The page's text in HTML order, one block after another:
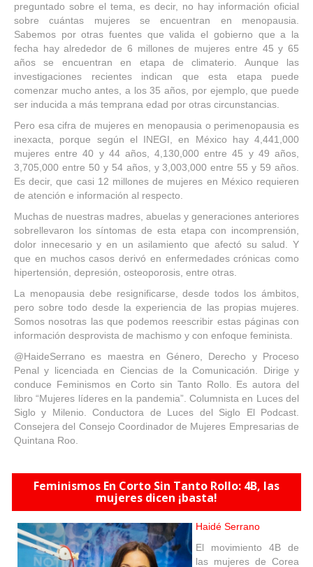
preguntado sobre el tema, es decir, no hay información oficial
sobre cuántas mujeres se encuentran en menopausia.
Sabemos por otras fuentes que valida el gobierno que a la
fecha hay alrededor de 6 millones de mujeres entre 45 y 65
años se encuentran en etapa de climaterio. Aunque las
investigaciones recientes indican que esta etapa puede
comenzar mucho antes, a los 35 años, por ejemplo, que puede
ser inducida a más temprana edad por otras circunstancias.
Pero esa cifra de mujeres en menopausia o perimenopausia es
inexacta, porque según el INEGI, en México hay 4,441,000
mujeres entre 40 y 44 años, 4,130,000 entre 45 y 49 años,
3,705,000 entre 50 y 54 años, y 3,003,000 entre 55 y 59 años.
Es decir, que casi 12 millones de mujeres en México requieren
de atención e información al respecto.
Muchas de nuestras madres, abuelas y generaciones anteriores
sobrellevaron los síntomas de esta etapa con incomprensión,
dolor innecesario y en un asilamiento que afectó su salud. Y
que en muchos casos derivó en enfermedades crónicas como
hipertensión, depresión, osteoporosis, entre otras.
La menopausia debe resignificarse, desde todos los ámbitos,
pero sobre todo desde la experiencia de las propias mujeres.
Somos nosotras las que podemos reescribir estas páginas con
información desprovista de machismo y con enfoque feminista.
@HaideSerrano es maestra en Género, Derecho y Proceso
Penal y licenciada en Ciencias de la Comunicación. Dirige y
conduce Feminismos en Corto sin Tanto Rollo. Es autora del
libro “Mujeres líderes en la pandemia”. Columnista en Luces del
Siglo y Milenio. Conductora de Luces del Siglo El Podcast.
Consejera del Consejo Coordinador de Mujeres Empresarias de
Quintana Roo.
Feminismos En Corto Sin Tanto Rollo: 4B, las
mujeres dicen ¡basta!
Haidé Serrano
El movimiento 4B de
las mujeres de Corea